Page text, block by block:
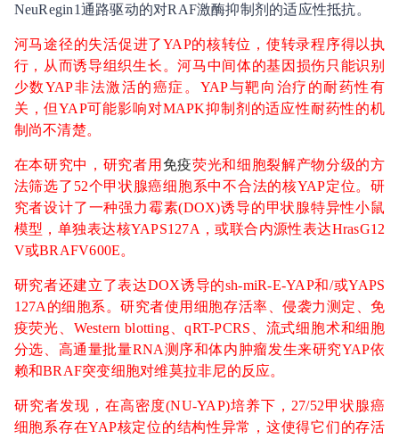
NeuRegin1通路驱动的对RAF激酶抑制剂的适应性抵抗。
河马途径的失活促进了YAP的核转位，使转录程序得以执
行，从而诱导组织生长。河马中间体的基因损伤只能识别
少数YAP非法激活的癌症。YAP与靶向治疗的耐药性有
关，但YAP可能影响对MAPK抑制剂的适应性耐药性的机
制尚不清楚。
在本研究中，研究者用 免疫荧光和细胞裂解产物分级的方
法筛选了52个甲状腺癌细胞系中不合法的核YAP定位。研
究者设计了一种强力霉素(DOX)诱导的甲状腺特异性小鼠
模型，单独表达核YAPS127A，或联合内源性表达HrasG12
V或BRAFV600E。
研究者还建立了表达DOX诱导的sh-miR-E-YAP和/或YAPS
127A的细胞系。研究者使用细胞存活率、侵袭力测定、免
疫荧光、Western blotting、qRT-PCRS、流式细胞术和细胞
分选、高通量批量RNA测序和体内肿瘤发生来研究YAP依
赖和BRAF突变细胞对维莫拉非尼的反应。
研究者发现，在高密度(NU-YAP)培养下，27/52甲状腺癌
细胞系存在YAP核定位的结构性异常，这使得它们的存活